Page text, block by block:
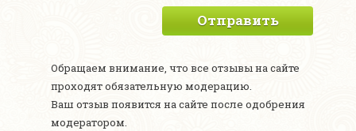
Отправить
Обращаем внимание, что все отзывы на сайте
проходят обязательную модерацию.
Ваш отзыв появится на сайте после одобрения
модератором.